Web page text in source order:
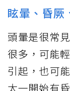
眩暈、昏厥
頭暈是很常
很多，可能
引起，也可
太一開始有